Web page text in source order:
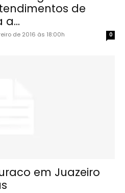
de
de 2016 às 18:00h 0
em Juazeiro